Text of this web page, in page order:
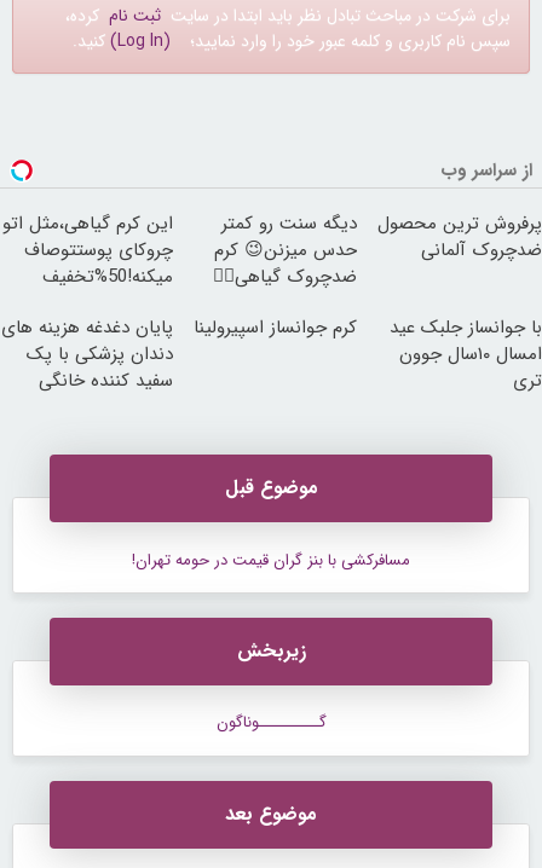
برای شرکت در مباحث تبادل نظر باید ابتدا در سایت ثبت نام کرده،
سپس نام کاربری و کلمه عبور خود را وارد نمایید؛ (Log In) کنید.
از سراسر وب
پرفروش ترین محصول
ضدچروک آلمانی
دیگه سنت رو کمتر
حدس میزنن😉 کرم
ضدچروک گیاهی👈🏻
این کرم گیاهی،مثل اتو
چروکای پوستتوصاف
میکنه!50%تخفیف
با جوانساز جلبک عید
امسال ۱۰سال جوون
تری
کرم جوانساز اسپیرولینا
پایان دغدغه هزینه های
دندان پزشکی با پک
سفید کننده خانگی
موضوع قبل
مسافرکشی با بنز گران قیمت در حومه تهران!
زیربخش
گــــــــــوناگون
موضوع بعد